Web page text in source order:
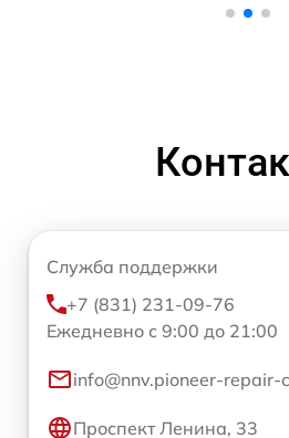
Служба поддержки
+7 (831) 231-09-76
Ежедневно с 9:00 до 21:00
info@nnv.pioneer-repair-
Проспект Ленина, 33